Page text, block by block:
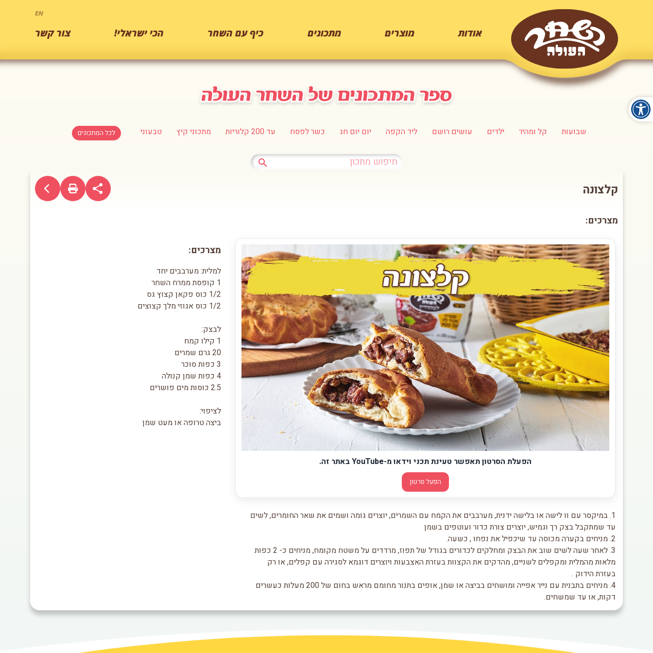
EN
אודות מוצרים מתכונים כיף עם השחר הכי ישראלי! צור קשר
שבועות קל ומהיר ילדים עושים רושם ליד הקפה יום יום חג כשר לפסח עד 200 קלוריות מתכוני קיץ טבעוני לכל המתכונים
קלצונה
מצרכים:
הפעלת הסרטון תאפשר טעינת תכני וידאו מ-YouTube באתר זה.
הפעל סרטון
1. במיקסר עם וו לישה או בלישה ידנית, מערבבים את הקמח עם השמרים, יוצרים גומה ושמים את שאר החומרים, לשים
עד שמתקבל בצק רך וגמיש, יוצרים צורת כדור ועוטפים בשמן
2. מניחים בקערה מכוסה עד שיכפיל את נפחו , כשעה.
3. לאחר שעה לשים שוב את הבצק ומחלקים לכדורים בגודל של תפוז, מרדדים על משטח מקומח, מניחים כ- 2 כפות
מלאות מהמלית ומקפלים לשניים, מהדקים את הקצוות בעזרת האצבעות ויוצרים דוגמא לסגירה עם קפלים, או רק
בעזרת הידוק .
4. מניחים בתבנית עם נייר אפייה ומושחים בביצה או שמן, אופים בתנור מחומם מראש בחום של 200 מעלות כעשרים
דקות, או עד שמשחים.
מצרכים:
למלית: מערבבים יחד
1 קופסת ממרח השחר
1/2 כוס פקאן קצוץ גס
1/2 כוס אגוזי מלך קצוצים
לבצק:
1 קילו קמח
20 גרם שמרים
3 כפות סוכר
4 כפות שמן קנולה
2.5 כוסות מים פושרים
לציפוי:
ביצה טרופה או מעט שמן